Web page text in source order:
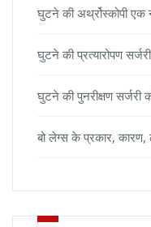
घुटने की अर्थ्रोस्कोपी
घुटने की प्रत्यारोपण
घुटने की पुनरीक्षण
बो लेग्स के प्रकार,